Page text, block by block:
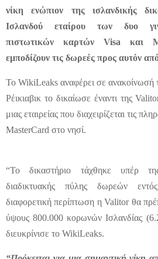
νίκη ενώπιον της ισλανδικής
Ισλανδού εταίρου των δυο
πιστωτικών καρτών Visa και
εμποδίζουν τις δωρεές προς αυτόν
Το WikiLeaks αναφέρει σε ανακοίνωσή
Ρέικιαβικ το δικαίωσε έναντι της
μιας εταιρείας που διαχειρίζεται τις
MasterCard στο νησί.
“Το δικαστήριο τάχθηκε υπέρ
διαδικτυακής πύλης δωρεών
διαφορετική περίπτωση η Valitor θα
ύψους 800.000 κορωνών Ισλανδίας
διευκρίνισε το WikiLeaks.